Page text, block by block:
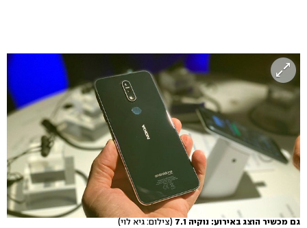
גם מכשיר הוצג באירוע: נוקיה 7.1 (צילום: גיא לוי)